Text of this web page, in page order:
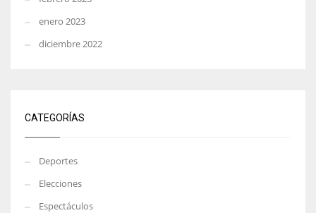
enero 2023
diciembre 2022
CATEGORÍAS
Deportes
Elecciones
Espectáculos